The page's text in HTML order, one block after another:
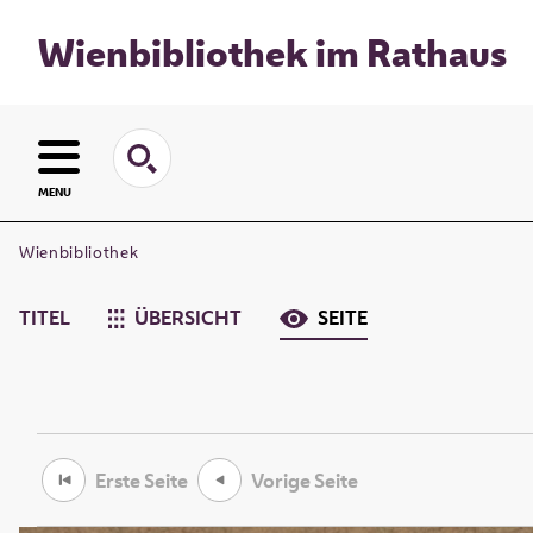
Wienbibliothek im Rathaus
MENU
Wienbibliothek
TITEL ÜBERSICHT SEITE
Erste Seite Vorige Seite